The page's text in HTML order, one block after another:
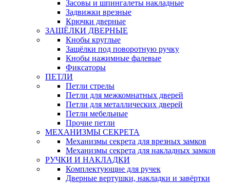
Засовы и шпингалеты накладные
Задвижки врезные
Крючки дверные
ЗАЩЁЛКИ ДВЕРНЫЕ
Кнобы круглые
Защёлки под поворотную ручку
Кнобы нажимные фалевые
Фиксаторы
ПЕТЛИ
Петли стрелы
Петли для межкомнатных дверей
Петли для металлических дверей
Петли мебельные
Прочие петли
МЕХАНИЗМЫ СЕКРЕТА
Механизмы секрета для врезных замков
Механизмы секрета для накладных замков
РУЧКИ И НАКЛАДКИ
Комплектующие для ручек
Дверные вертушки, накладки и завёртки